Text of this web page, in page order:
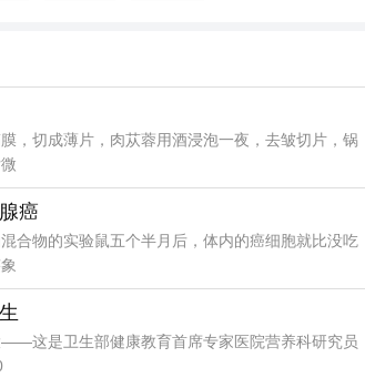
，切成薄片，肉苁蓉用酒浸泡一夜，去皱切片，锅
癌
合物的实验鼠五个半月后，体内的癌细胞就比没吃
这是卫生部健康教育首席专家医院营养科研究员